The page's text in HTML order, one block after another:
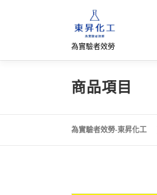
內
為實驗者效勞
商品項目
為實驗者效勞-東昇化工